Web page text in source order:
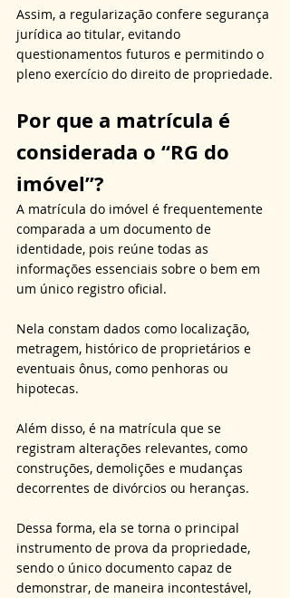
Assim, a regularização confere segurança
jurídica ao titular, evitando
questionamentos futuros e permitindo o
pleno exercício do direito de propriedade.
Por que a matrícula é
considerada o “RG do
imóvel”?
A matrícula do imóvel é frequentemente
comparada a um documento de
identidade, pois reúne todas as
informações essenciais sobre o bem em
um único registro oficial.
Nela constam dados como localização,
metragem, histórico de proprietários e
eventuais ônus, como penhoras ou
hipotecas.
Além disso, é na matrícula que se
registram alterações relevantes, como
construções, demolições e mudanças
decorrentes de divórcios ou heranças.
Dessa forma, ela se torna o principal
instrumento de prova da propriedade,
sendo o único documento capaz de
demonstrar, de maneira incontestável,